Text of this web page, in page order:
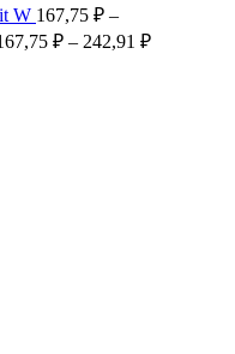
W 167,75 ₽ –
₽ – 242,91 ₽